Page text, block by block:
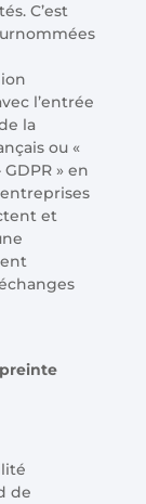
C’est
l’entrée
la
ou «
» en
et
de